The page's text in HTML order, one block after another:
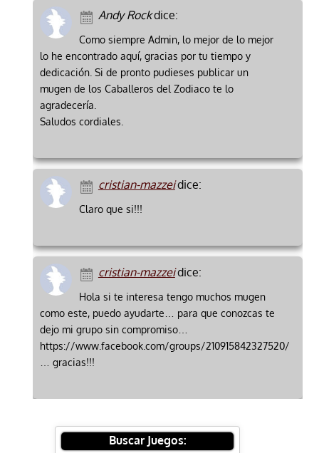
Andy Rockdice:
Como siempre Admin, lo mejor de lo mejor
lo he encontrado aquí, gracias por tu tiempo y
dedicación. Si de pronto pudieses publicar un
mugen de los Caballeros del Zodiaco te lo
agradecería.
Saludos cordiales.
cristian-mazzeidice:
Claro que si!!!
cristian-mazzeidice:
Hola si te interesa tengo muchos mugen
como este, puedo ayudarte… para que conozcas te
dejo mi grupo sin compromiso…
https://www.facebook.com/groups/210915842327520/
… gracias!!!
Buscar Juegos: